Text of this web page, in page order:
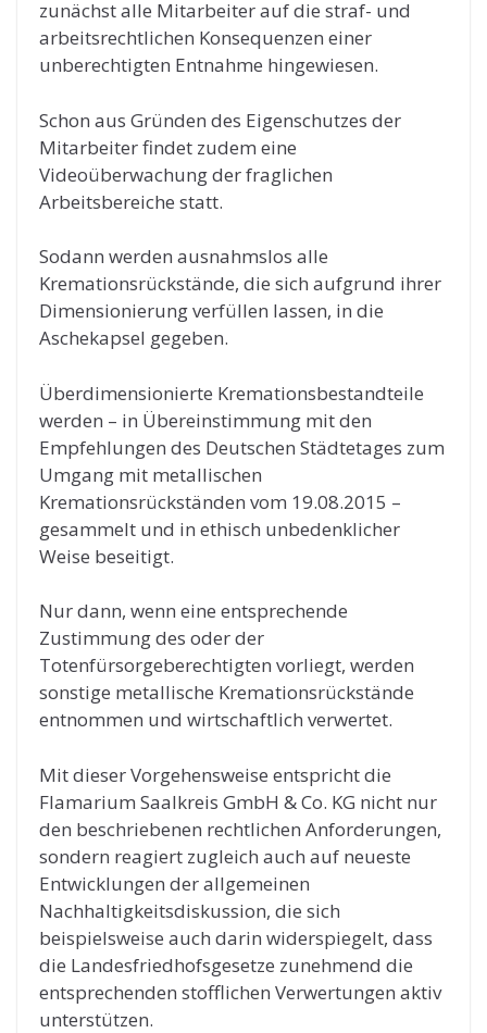
zunächst alle Mitarbeiter auf die straf- und
arbeitsrechtlichen Konsequenzen einer
unberechtigten Entnahme hingewiesen.
Schon aus Gründen des Eigenschutzes der
Mitarbeiter findet zudem eine
Videoüberwachung der fraglichen
Arbeitsbereiche statt.
Sodann werden ausnahmslos alle
Kremationsrückstände, die sich aufgrund ihrer
Dimensionierung verfüllen lassen, in die
Aschekapsel gegeben.
Überdimensionierte Kremationsbestandteile
werden – in Übereinstimmung mit den
Empfehlungen des Deutschen Städtetages zum
Umgang mit metallischen
Kremationsrückständen vom 19.08.2015 –
gesammelt und in ethisch unbedenklicher
Weise beseitigt.
Nur dann, wenn eine entsprechende
Zustimmung des oder der
Totenfürsorgeberechtigten vorliegt, werden
sonstige metallische Kremationsrückstände
entnommen und wirtschaftlich verwertet.
Mit dieser Vorgehensweise entspricht die
Flamarium Saalkreis GmbH & Co. KG nicht nur
den beschriebenen rechtlichen Anforderungen,
sondern reagiert zugleich auch auf neueste
Entwicklungen der allgemeinen
Nachhaltigkeitsdiskussion, die sich
beispielsweise auch darin widerspiegelt, dass
die Landesfriedhofsgesetze zunehmend die
entsprechenden stofflichen Verwertungen aktiv
unterstützen.